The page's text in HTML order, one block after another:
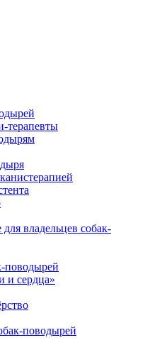
терапевты
владельцев собак-
поводырей
и сердца»
поводырей